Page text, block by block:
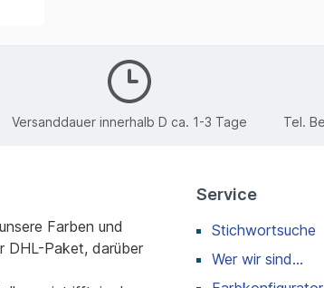
Versanddauer innerhalb D ca. 1-3 Tage Tel.
Farben und
DHL-Paket, darüber
Service
Stichwortsuche
Wer wir sind...